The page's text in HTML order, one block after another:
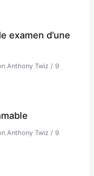
examen d’une
Anthony Twiz / 9
Anthony Twiz / 9